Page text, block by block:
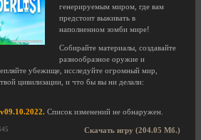
генерируемым миром, где вам
предстоит выживать в
наполненном зомби мире!
Собирайте материалы, создавайте
разнообразное оружие и
убежище, исследуйте огромный мир,
цивилизации, и что бы вы ни делали:
Список изменений не обнаружен.
Скачать игру (204.05 Мб.)